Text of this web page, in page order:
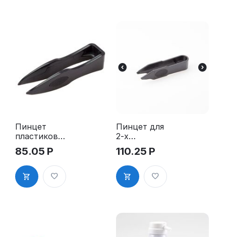
Пинцет
пластиковы
й
85.05 Р
Пинцет для
2-х
ножечной
системы
крепления
букв
110.25 Р